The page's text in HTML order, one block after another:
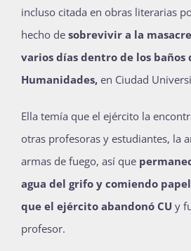
incluso citada en obras literarias
hecho de sobrevivir a la
varios días dentro de los baños
Humanidades, en Ciudad
Ella temía que el ejército la
otras profesoras y estudiantes, la
armas de fuego, así que
agua del grifo y comiendo
que el ejército abandonó CU y
profesor.